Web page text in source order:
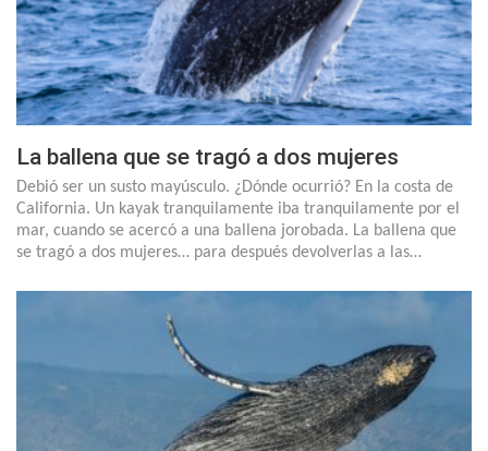
La ballena que se tragó a dos mujeres
Debió ser un susto mayúsculo. ¿Dónde ocurrió? En la costa de
California. Un kayak tranquilamente iba tranquilamente por el
mar, cuando se acercó a una ballena jorobada. La ballena que
se tragó a dos mujeres… para después devolverlas a las…